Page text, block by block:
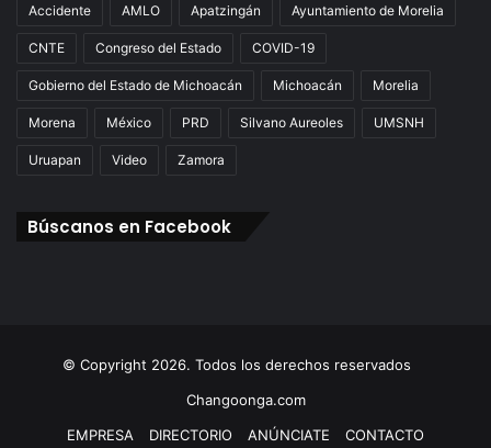
Accidente AMLO Apatzingán Ayuntamiento de Morelia
CNTE Congreso del Estado COVID-19
Gobierno del Estado de Michoacán Michoacán Morelia
Morena México PRD Silvano Aureoles UMSNH
Uruapan Video Zamora
Búscanos en Facebook
© Copyright 2026. Todos los derechos reservados
Changoonga.com
EMPRESA
DIRECTORIO ANÚNCIATE CONTACTO